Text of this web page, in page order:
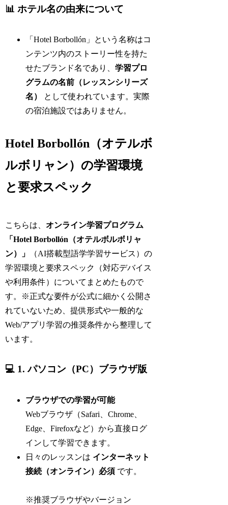
📊 ホテル名の由来について
「Hotel Borbollón」という名称はコ
ンテンツ内のストーリー性を持た
せたブランド名であり、学習プロ
グラムの名前（レッスンシリーズ
名）
として使われています。実際
の宿泊施設ではありません。
Hotel Borbollón（オテルボ
ルボリャン）の学習環境
と要求スペック
こちらは、オンライン学習プログラム
「Hotel Borbollón（オテルボルボリャ
ン）」
（AI搭載型語学学習サービス）の
学習環境と要求スペック（対応デバイス
や利用条件）についてまとめたもので
す。※正式な要件が公式に細かく公開さ
れていないため、提供形式や一般的な
Web/アプリ学習の推奨条件から整理して
います。
💻 1. パソコン（PC）ブラウザ版
ブラウザでの学習が可能
Webブラウザ（Safari、Chrome、
Edge、Firefoxなど）から直接ログ
インして学習できます。
日々のレッスンは インターネット
接続（オンライン）必須 です。
※推奨ブラウザやバージョン